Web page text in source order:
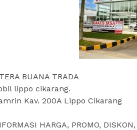
BUANA TRADA
lippo cikarang.
Kav. 200A Lippo Cikarang
HARGA, PROMO,